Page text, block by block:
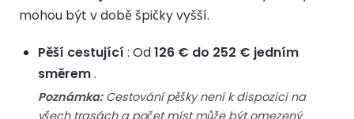
mohou být v době špičky vyšší.
Pěší cestující : Od126 € do 252 € jedním
směrem.
Poznámka:Cestování pěšky není k dispozici na
všech trasách a počet míst může být omezený